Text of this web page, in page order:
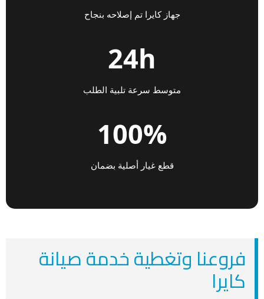
جهاز كايرا تم إصلاحه بنجاح
24h
متوسط سرعة تلبية الطلب
100%
قطع غيار أصلية بضمان
فروعنا وتغطية خدمة صيانة
كايرا